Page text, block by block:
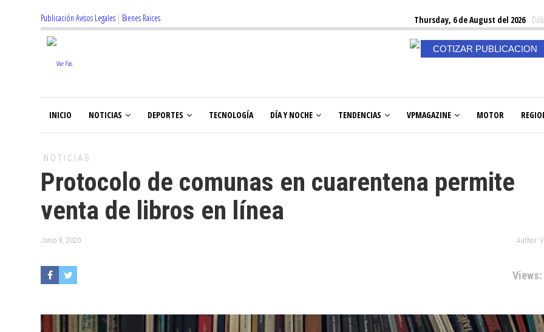
Publicación Avisos Legales | Bienes Raices Thursday, 6 de August del 2026
COTIZAR PUBLICACION
INICIO NOTICIAS DEPORTES TECNOLOGÍA DÍA Y NOCHE TENDENCIAS VPMAGAZINE MOTOR
NOTICIAS
Protocolo de comunas en cuarentena permite
venta de libros en línea
Junio 9, 2020 Author:
Views: